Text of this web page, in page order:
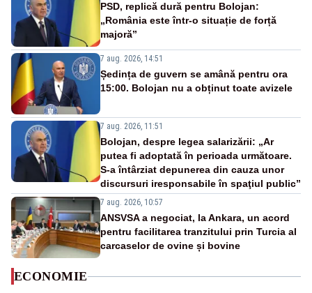
PSD, replică dură pentru Bolojan:
„România este într-o situație de forță
majoră”
7 aug. 2026, 14:51
Ședința de guvern se amână pentru ora
15:00. Bolojan nu a obținut toate avizele
7 aug. 2026, 11:51
Bolojan, despre legea salarizării: „Ar
putea fi adoptată în perioada următoare.
S-a întârziat depunerea din cauza unor
discursuri iresponsabile în spaţiul public”
7 aug. 2026, 10:57
ANSVSA a negociat, la Ankara, un acord
pentru facilitarea tranzitului prin Turcia al
carcaselor de ovine și bovine
ECONOMIE